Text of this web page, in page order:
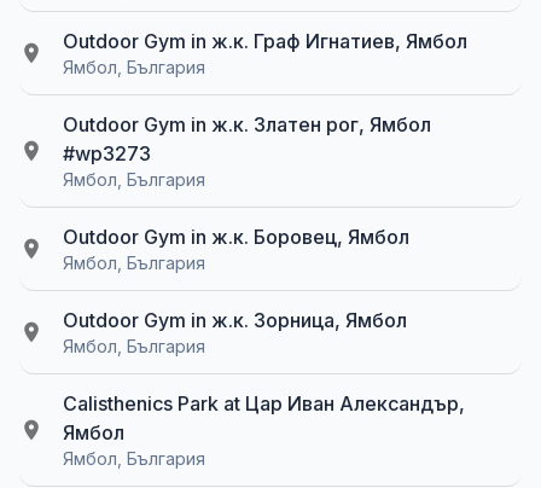
Outdoor Gym in ж.к. Граф Игнатиев, Ямбол
Ямбол, България
Outdoor Gym in ж.к. Златен рог, Ямбол
#wp3273
Ямбол, България
Outdoor Gym in ж.к. Боровец, Ямбол
Ямбол, България
Outdoor Gym in ж.к. Зорница, Ямбол
Ямбол, България
Calisthenics Park at Цар Иван Александър,
Ямбол
Ямбол, България